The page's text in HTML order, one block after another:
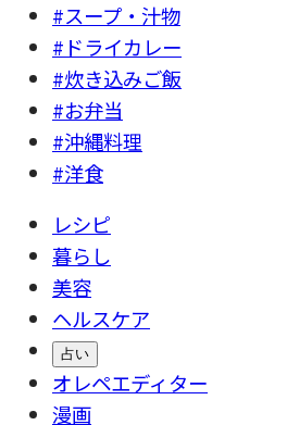
#スープ・汁物
#ドライカレー
#炊き込みご飯
#お弁当
#沖縄料理
#洋食
レシピ
暮らし
美容
ヘルスケア
占い
オレペエディター
漫画